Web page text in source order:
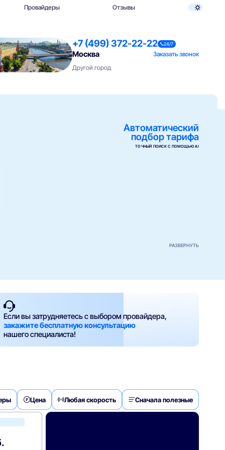
Провайдеры Отзывы
+7 (499) 372-22-22 24/7
Москва
Заказать звонок
Другой город
Автоматический
подбор тарифа
ТОЧНЫЙ ПОИСК С ПОМОЩЬЮ AI
РАЗВЕРНУТЬ
Если вы затрудняетесь с выбором провайдера,
закажите бесплатную консультацию
нашего специалиста!
Цена Любая скорость Сначала полезные